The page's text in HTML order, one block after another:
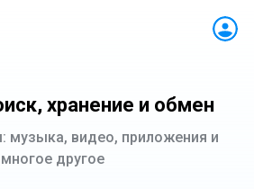
хранение и обмен
музыка, видео, приложения и
многое другое